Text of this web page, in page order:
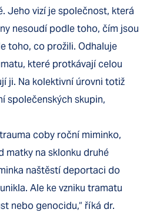
Jeho vizí je společnost, která
nesoudí podle toho, čím jsou
toho, co prožili. Odhaluje
které protkávají celou
ji. Na kolektivní úrovni totiž
společenských skupin,
coby roční miminko,
matky na sklonku druhé
naštěstí deportaci do
Ale ke vzniku tramatu
nebo genocidu,“ říká dr.